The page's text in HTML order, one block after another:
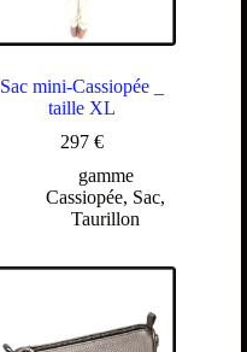
Sac mini-Cassiopée _
taille XL
297 €
gamme
Cassiopée, Sac,
Taurillon